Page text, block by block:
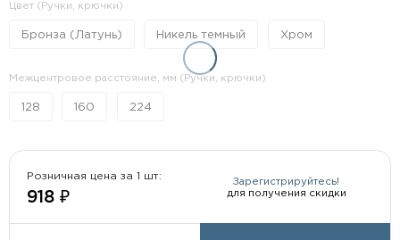
Цвет (Ручки, крючки)
Бронза (Латунь) Никель темный Хром
Межцентровое расстояние, мм (Ручки, крючки)
128 160 224
Розничная цена за 1 шт:
918 ₽
Зарегистрируйтесь!
для получения скидки